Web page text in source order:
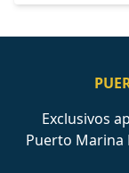
Exclusivos
Puerto Marina